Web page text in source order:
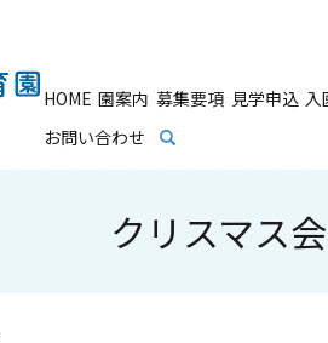
HOME 園案内 募集要項 見学申込 入
お問い合わせ
クリスマス